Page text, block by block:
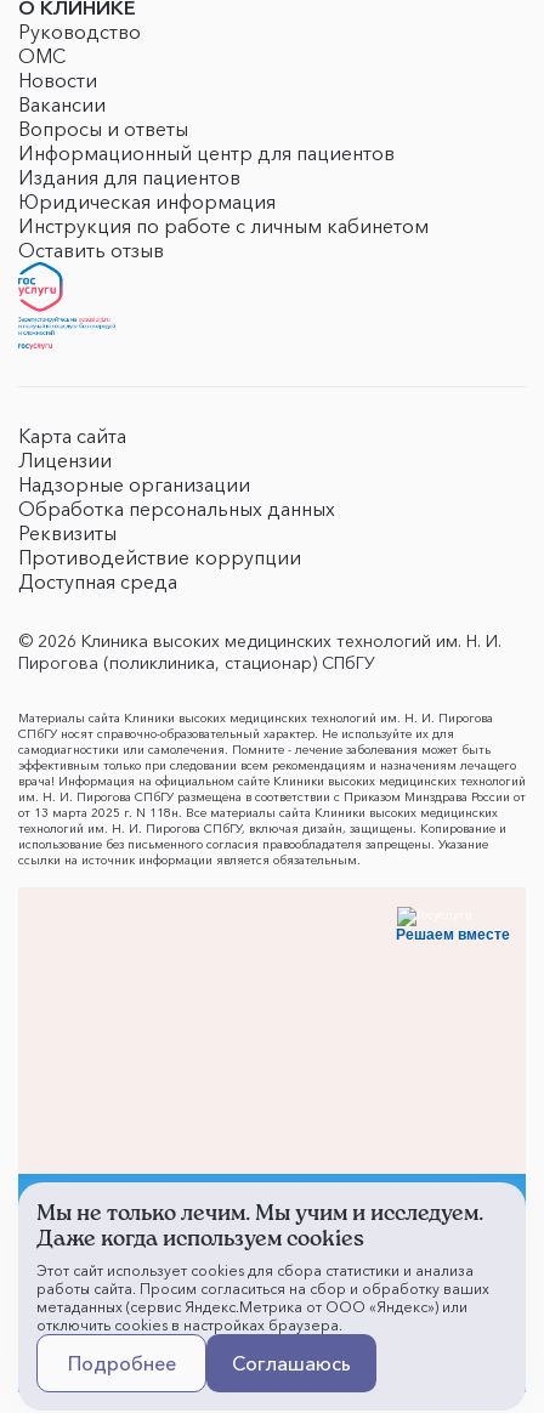
О КЛИНИКЕ
Руководство
ОМС
Новости
Вакансии
Вопросы и ответы
Информационный центр для пациентов
Издания для пациентов
Юридическая информация
Инструкция по работе с личным кабинетом
Оставить отзыв
Карта сайта
Лицензии
Надзорные организации
Обработка персональных данных
Реквизиты
Противодействие коррупции
Доступная среда
© 2026 Клиника высоких медицинских технологий им. Н. И.
Пирогова (поликлиника, стационар) СПбГУ
Материалы сайта Клиники высоких медицинских технологий им. Н. И. Пирогова
СПбГУ носят справочно-образовательный характер. Не используйте их для
самодиагностики или самолечения. Помните - лечение заболевания может быть
эффективным только при следовании всем рекомендациям и назначениям лечащего
врача! Информация на официальном сайте Клиники высоких медицинских технологий
им. Н. И. Пирогова СПбГУ размещена в соответствии с Приказом Минздрава России от
от 13 марта 2025 г. N 118н. Все материалы сайта Клиники высоких медицинских
технологий им. Н. И. Пирогова СПбГУ, включая дизайн, защищены. Копирование и
использование без письменного согласия правообладателя запрещены. Указание
ссылки на источник информации является обязательным.
Решаем вместе
Не смогли записаться к
врачу?
Написать о проблеме
Мы не только лечим. Мы учим и исследуем.
Даже когда используем cookies
Этот сайт использует cookies для сбора статистики и анализа
работы сайта. Просим согласиться на сбор и обработку ваших
метаданных (сервис Яндекс.Метрика от ООО «Яндекс») или
отключить cookies в настройках браузера.
Подробнее Соглашаюсь